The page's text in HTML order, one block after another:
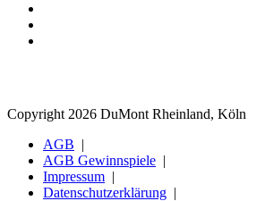
Copyright 2026 DuMont Rheinland, Köln
AGB
AGB Gewinnspiele
Impressum
Datenschutzerklärung